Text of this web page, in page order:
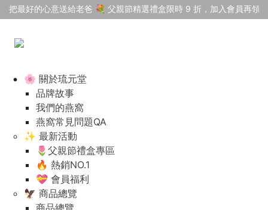
🌸 關於琉元堂
品牌故事
我們的燕窩
燕窩常見問題QA
✨ 最新活動
🌷父親節禮盒專區
🔥 熱銷NO.1
💝 會員福利
🦅 商品總覽
商品總覽
把最好的心意送給老爸 💐 父親節精選禮盒限時 9 折，加入會員再領